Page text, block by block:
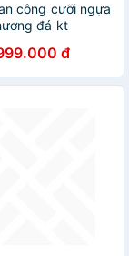
công cưỡi ngựa
đá kt
đ